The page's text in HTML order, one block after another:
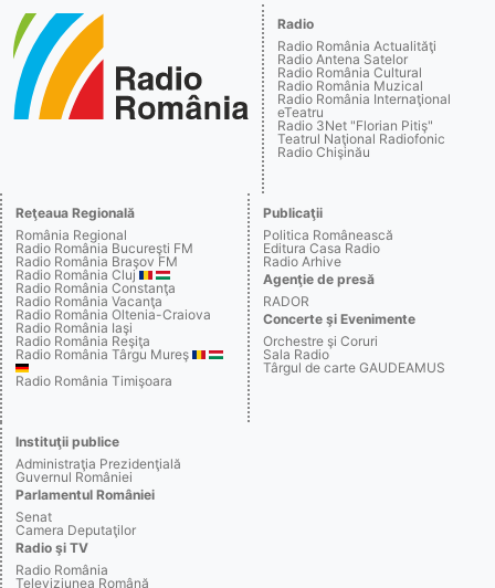
Radio
Radio România Actualităţi
Radio Antena Satelor
Radio România Cultural
Radio România Muzical
Radio România Internaţional
eTeatru
Radio 3Net "Florian Pitiş"
Teatrul Naţional Radiofonic
Radio Chişinău
Reţeaua Regională
România Regional
Radio România Bucureşti FM
Radio România Braşov FM
Radio România Cluj
Radio România Constanţa
Radio România Vacanţa
Radio România Oltenia-Craiova
Radio România Iaşi
Radio România Reşiţa
Radio România Târgu Mureş
Radio România Timişoara
Publicaţii
Politica Românească
Editura Casa Radio
Radio Arhive
Agenţie de presă
RADOR
Concerte şi Evenimente
Orchestre şi Coruri
Sala Radio
Târgul de carte GAUDEAMUS
Instituţii publice
Administraţia Prezidenţială
Guvernul României
Parlamentul României
Senat
Camera Deputaţilor
Radio şi TV
Radio România
Televiziunea Română